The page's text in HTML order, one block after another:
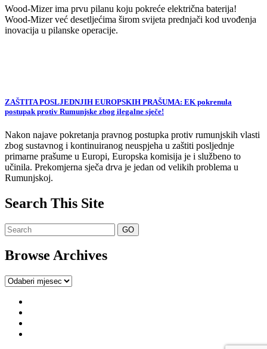
Wood-Mizer ima prvu pilanu koju pokreće električna baterija!
Wood-Mizer već desetljećima širom svijeta prednjači kod uvođenja
inovacija u pilanske operacije.
ZAŠTITA POSLJEDNJIH EUROPSKIH PRAŠUMA: EK pokrenula
postupak protiv Rumunjske zbog ilegalne sječe!
Nakon najave pokretanja pravnog postupka protiv rumunjskih vlasti
zbog sustavnog i kontinuiranog neuspjeha u zaštiti posljednje
primarne prašume u Europi, Europska komisija je i službeno to
učinila. Prekomjerna sječa drva je jedan od velikih problema u
Rumunjskoj.
Search This Site
Browse Archives
Browse